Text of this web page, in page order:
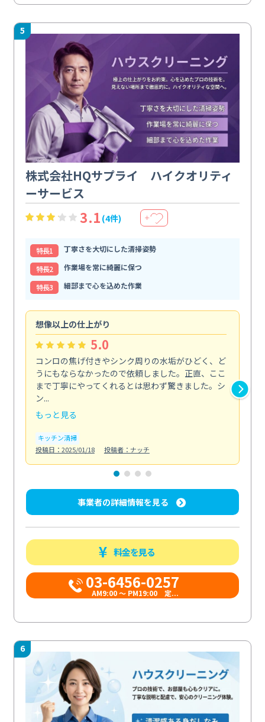
5
株式会社HQサプライ ハイクオリティ
ーサービス
3.1 (4件) ＋
特⻑1
丁寧さを大切にした清掃姿勢
特⻑2
作業場を常に綺麗に保つ
特⻑3
細部まで心を込めた作業
想像以上の仕上がり
5.0
コンロの焦げ付きやシンク周りの水垢がひどく、ど
うにもならなかったので依頼しました。正直、ここ
まで丁寧にやってくれるとは思わず驚きました。シ
ン...
もっと見る
キッチン清掃
投稿日：2025/01/18
投稿者：ナッチ
事業者の詳細情報を見る
料金を見る
03-6456-0257
AM9:00 ～ PM19:00 定...
6